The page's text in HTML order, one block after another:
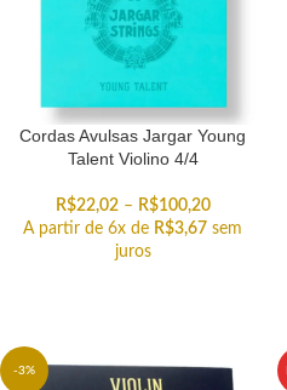
Cordas Avulsas Jargar Young
Talent Violino 4/4
R$22,02 – R$100,20
A partir de 6x de R$3,67 sem
juros
-3%